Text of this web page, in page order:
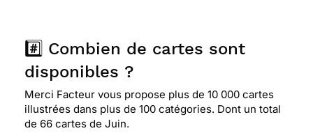
#️⃣ Combien de cartes sont
disponibles ?
Merci Facteur vous propose plus de 10 000 cartes
illustrées dans plus de 100 catégories. Dont un total
de 66 cartes de Juin.